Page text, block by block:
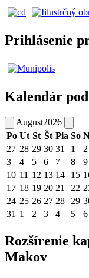
Prihlásenie
Kalendár
August2026
Po Ut St Št Pia So
27 28 29 30 31 1
2
3
4 5 6 7 8
9
10 11 12 13 14 15
17 18 19 20 21 22
24 25 26 27 28 29
31 1 2 3 4 5 6
Rozšírenie
Makov